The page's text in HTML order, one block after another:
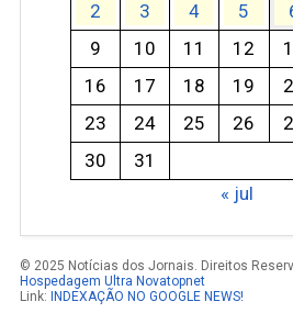
2
3 4 5
9
10 11 12
16
17 18 19
23
24 25 26
30
31
« jul
© 2025 Notícias dos Jornais. Direitos
Hospedagem Ultra Novatopnet
Link:
INDEXAÇÃO NO GOOGLE NEWS!